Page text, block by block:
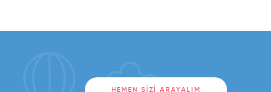
HEMEN SIZI ARAYALIM